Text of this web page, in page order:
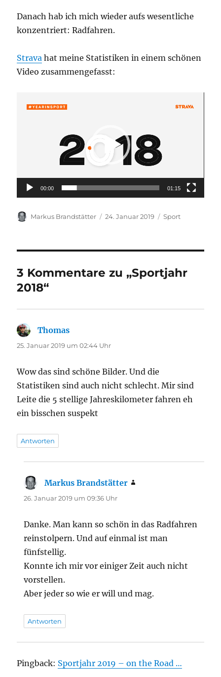
Danach hab ich mich wieder aufs wesentliche
konzentriert: Radfahren.
Strava hat meine Statistiken in einem schönen
Video zusammengefasst:
Player
00:00 01:15
Autor
Markus Brandstätter
Veröffentlicht
24. Januar 2019 Kategorien
Sport
3 Kommentare zu „Sportjahr
2018“
Thomas
25. Januar 2019 um 02:44 Uhr
Wow das sind schöne Bilder. Und die
Statistiken sind auch nicht schlecht. Mir sind
Leite die 5 stellige Jahreskilometer fahren eh
ein bisschen suspekt
Antworten
Markus Brandstätter
26. Januar 2019 um 09:36 Uhr
Danke. Man kann so schön in das Radfahren
reinstolpern. Und auf einmal ist man
fünfstellig.
Konnte ich mir vor einiger Zeit auch nicht
vorstellen.
Aber jeder so wie er will und mag.
Antworten
Pingback: Sportjahr 2019 – on the Road …